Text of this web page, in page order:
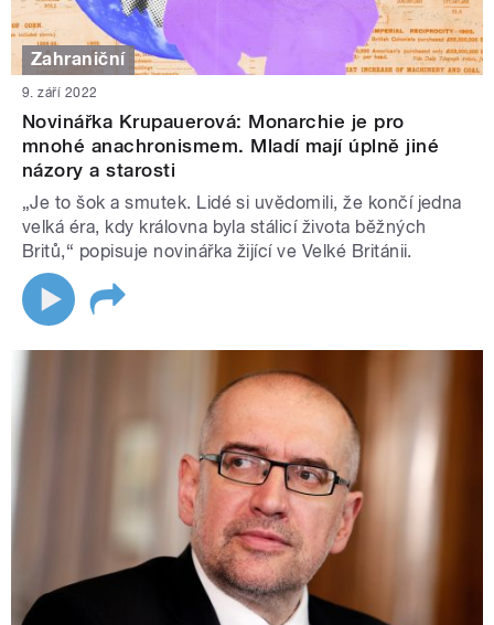
Zahraniční
9. září 2022
Novinářka Krupauerová: Monarchie je pro
mnohé anachronismem. Mladí mají úplně jiné
názory a starosti
„Je to šok a smutek. Lidé si uvědomili, že končí jedna
velká éra, kdy královna byla stálicí života běžných
Britů,“ popisuje novinářka žijící ve Velké Británii.